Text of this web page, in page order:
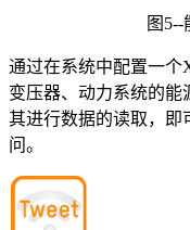
图
通过在系统中配置一个
变压器、动力系统的能
其进行数据的读取，
问。